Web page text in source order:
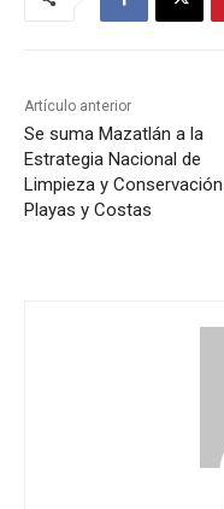
Artículo anterior
Se suma Mazatlán a la
Estrategia Nacional de
Limpieza y
Playas y Costas